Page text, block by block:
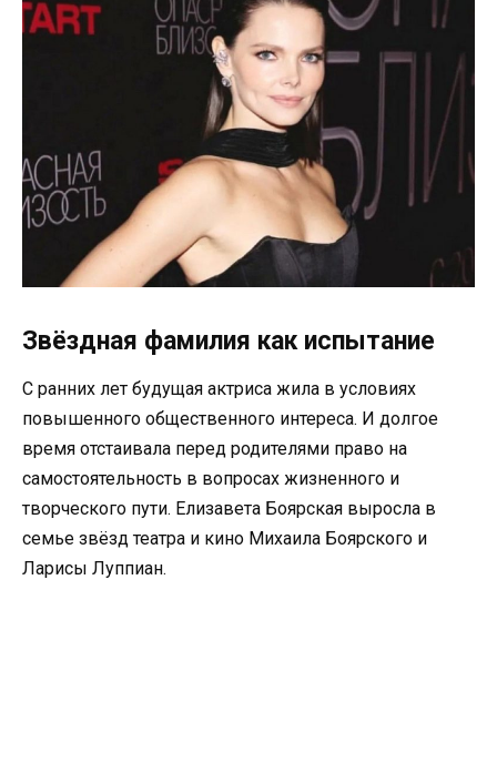
Звёздная фамилия как испытание
С ранних лет будущая актриса жила в условиях
повышенного общественного интереса. И долгое
время отстаивала перед родителями право на
самостоятельность в вопросах жизненного и
творческого пути. Елизавета Боярская выросла в
семье звёзд театра и кино Михаила Боярского и
Ларисы Луппиан.